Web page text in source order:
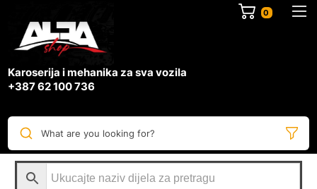
0
Karoserija i mehanika za sva vozila
+387 62 100 736
What are you looking for?